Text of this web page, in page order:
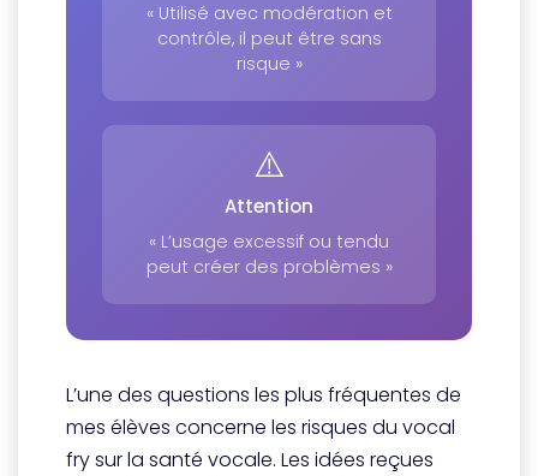
« Utilisé avec modération et
contrôle, il peut être sans
risque »
⚠️
Attention
« L’usage excessif ou tendu
peut créer des problèmes »
L’une des questions les plus fréquentes de
mes élèves concerne les risques du vocal
fry sur la santé vocale. Les idées reçues